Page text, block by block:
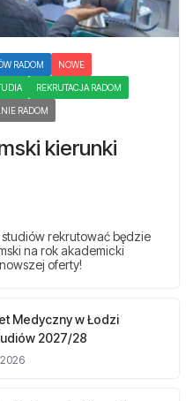
RADOM NOWE
REKRUTACJA RADOM
RADOM
kierunki
rekrutować będzie
na rok akademicki
oferty!
Medyczny w Łodzi
2027/28